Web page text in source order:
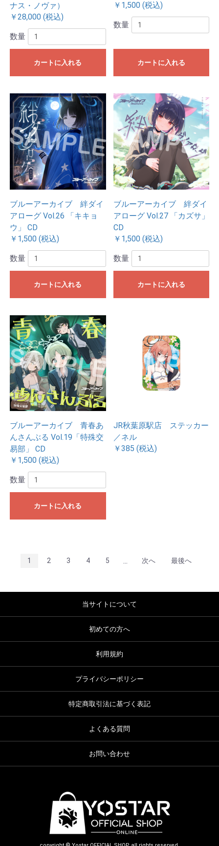
ナス・ノヴァ）
￥28,000 (税込)
数量
カートに入れる
￥1,500 (税込)
数量
カートに入れる
ブルーアーカイブ 絆ダイ
アローグ Vol.26 「キキョ
ウ」 CD
￥1,500 (税込)
数量
カートに入れる
ブルーアーカイブ 絆ダイ
アローグ Vol.27 「カズサ」
CD
￥1,500 (税込)
数量
カートに入れる
ブルーアーカイブ 青春あ
んさんぶる Vol.19「特殊交
易部」 CD
￥1,500 (税込)
数量
カートに入れる
JR秋葉原駅店 ステッカー
／ネル
￥385 (税込)
1 2 3 4 5 ... 次へ 最後へ
当サイトについて
初めての方へ
利用規約
プライバシーポリシー
特定商取引法に基づく表記
よくある質問
お問い合わせ